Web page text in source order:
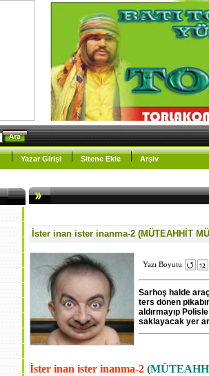
Yazar Girişi Sitene Ekle Arşiv
İster inan ister inanma-2 (MÜTEAHHİT
Yazı Boyutu
Sarhoş halde
ters dönen
aldırmayıp
saklayacak yer
İster inan ister inanma-2